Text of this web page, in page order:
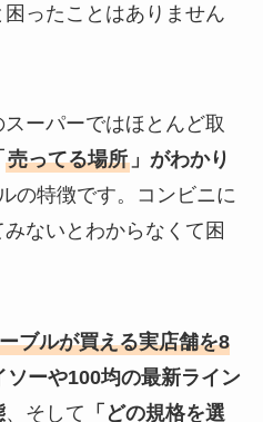
ったことはありません
ーパーではほとんど取
売ってる場所」がわかり
の特徴です。コンビニに
ないとわからなくて困
ブルが買える実店舗を8
ソーや100均の最新ライン
、そして 「どの規格を選